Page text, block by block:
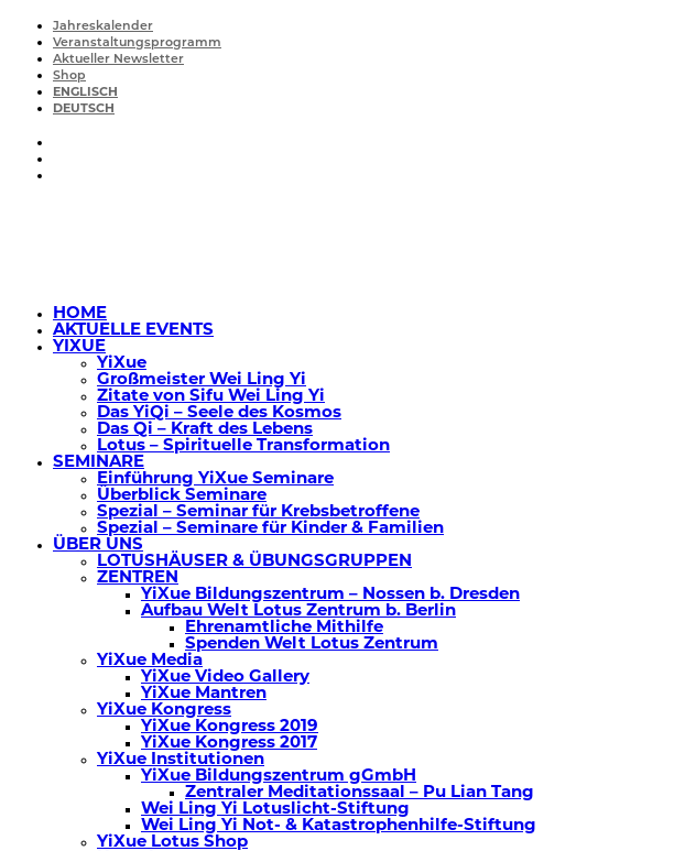
Jahreskalender
Veranstaltungsprogramm
Aktueller Newsletter
Shop
ENGLISCH
DEUTSCH
HOME
AKTUELLE EVENTS
YIXUE
YiXue
Großmeister Wei Ling Yi
Zitate von Sifu Wei Ling Yi
Das YiQi – Seele des Kosmos
Das Qi – Kraft des Lebens
Lotus – Spirituelle Transformation
SEMINARE
Einführung YiXue Seminare
Überblick Seminare
Spezial – Seminar für Krebsbetroffene
Spezial – Seminare für Kinder & Familien
ÜBER UNS
LOTUSHÄUSER & ÜBUNGSGRUPPEN
ZENTREN
YiXue Bildungszentrum – Nossen b. Dresden
Aufbau Welt Lotus Zentrum b. Berlin
Ehrenamtliche Mithilfe
Spenden Welt Lotus Zentrum
YiXue Media
YiXue Video Gallery
YiXue Mantren
YiXue Kongress
YiXue Kongress 2019
YiXue Kongress 2017
YiXue Institutionen
YiXue Bildungszentrum gGmbH
Zentraler Meditationssaal – Pu Lian Tang
Wei Ling Yi Lotuslicht-Stiftung
Wei Ling Yi Not- & Katastrophenhilfe-Stiftung
YiXue Lotus Shop